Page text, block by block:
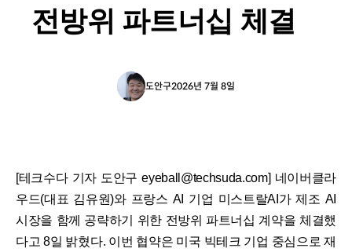
전방위 파트너십 체결
도안구2026년 7월 8일
[테크수다 기자 도안구 eyeball@techsuda.com] 네이버클라
우드(대표 김유원)와 프랑스 AI 기업 미스트랄AI가 제조 AI
시장을 함께 공략하기 위한 전방위 파트너십 계약을 체결했
다고 8일 밝혔다. 이번 협약은 미국 빅테크 기업 중심으로 재